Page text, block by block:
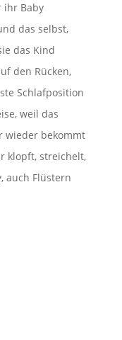
ihr Baby
das selbst,
das Kind
den Rücken,
Schlafposition
weil das
wieder bekommt
klopft, streichelt,
auch Flüstern